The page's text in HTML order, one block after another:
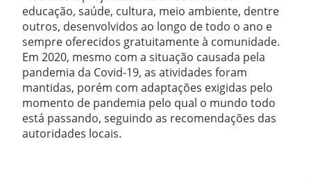
educação, saúde, cultura, meio ambiente, dentre
outros, desenvolvidos ao longo de todo o ano e
sempre oferecidos gratuitamente à comunidade.
Em 2020, mesmo com a situação causada pela
pandemia da Covid-19, as atividades foram
mantidas, porém com adaptações exigidas pelo
momento de pandemia pelo qual o mundo todo
está passando, seguindo as recomendações das
autoridades locais.